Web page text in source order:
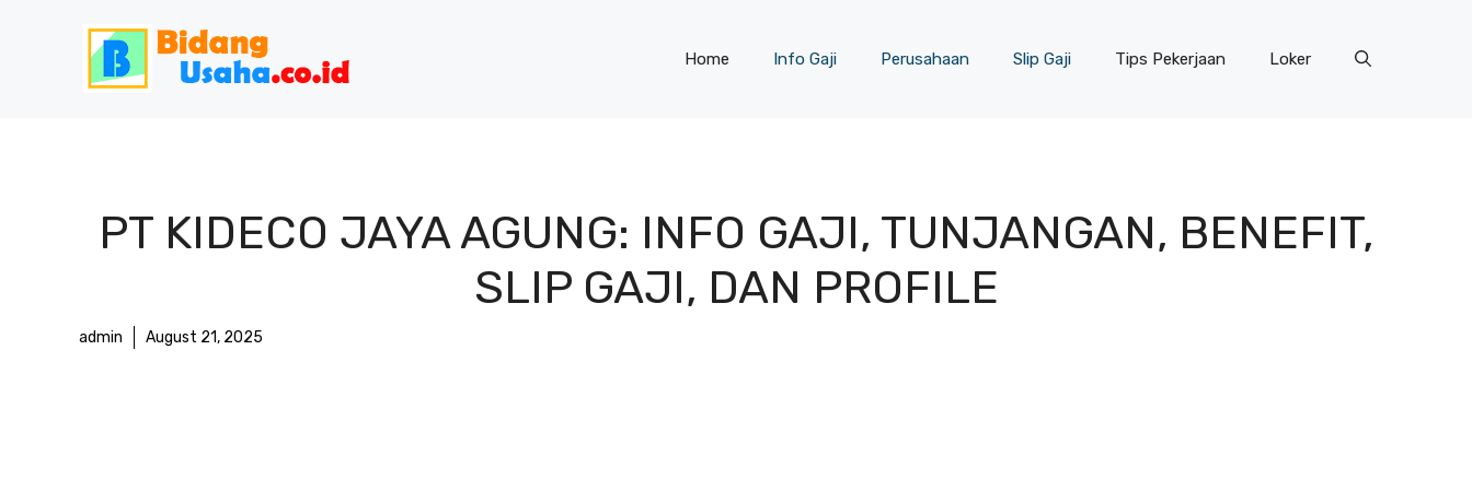
Home Info Gaji Perusahaan Slip Gaji Tips Pekerjaan Loker
PT KIDECO JAYA AGUNG: INFO GAJI, TUNJANGAN, BENEFIT,
SLIP GAJI, DAN PROFILE
admin August 21, 2025